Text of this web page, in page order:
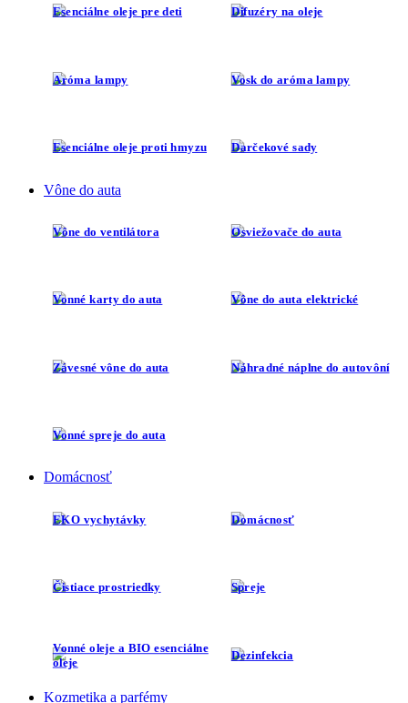
Esenciálne oleje pre deti Difuzéry na oleje
Aróma lampy Vosk do aróma lampy
Esenciálne oleje proti hmyzu Darčekové sady
Vône do auta
Vône do ventilátora Osviežovače do auta
Vonné karty do auta Vône do auta elektrické
Závesné vône do auta Náhradné náplne do autovôní
Vonné spreje do auta
Domácnosť
EKO vychytávky Domácnosť
Čistiace prostriedky Spreje
Vonné oleje a BIO esenciálne
oleje
Dezinfekcia
Kozmetika a parfémy